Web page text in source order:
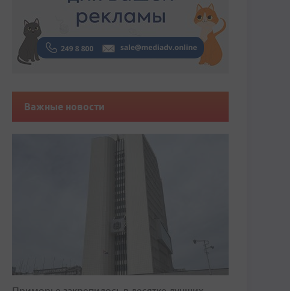
Важные новости